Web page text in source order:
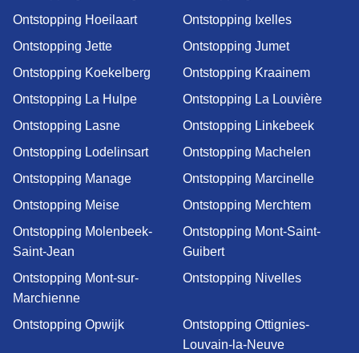
Ontstopping Hoeilaart
Ontstopping Ixelles
Ontstopping Jette
Ontstopping Jumet
Ontstopping Koekelberg
Ontstopping Kraainem
Ontstopping La Hulpe
Ontstopping La Louvière
Ontstopping Lasne
Ontstopping Linkebeek
Ontstopping Lodelinsart
Ontstopping Machelen
Ontstopping Manage
Ontstopping Marcinelle
Ontstopping Meise
Ontstopping Merchtem
Ontstopping Molenbeek-
Saint-Jean
Ontstopping Mont-Saint-
Guibert
Ontstopping Mont-sur-
Marchienne
Ontstopping Nivelles
Ontstopping Opwijk
Ontstopping Ottignies-
Louvain-la-Neuve